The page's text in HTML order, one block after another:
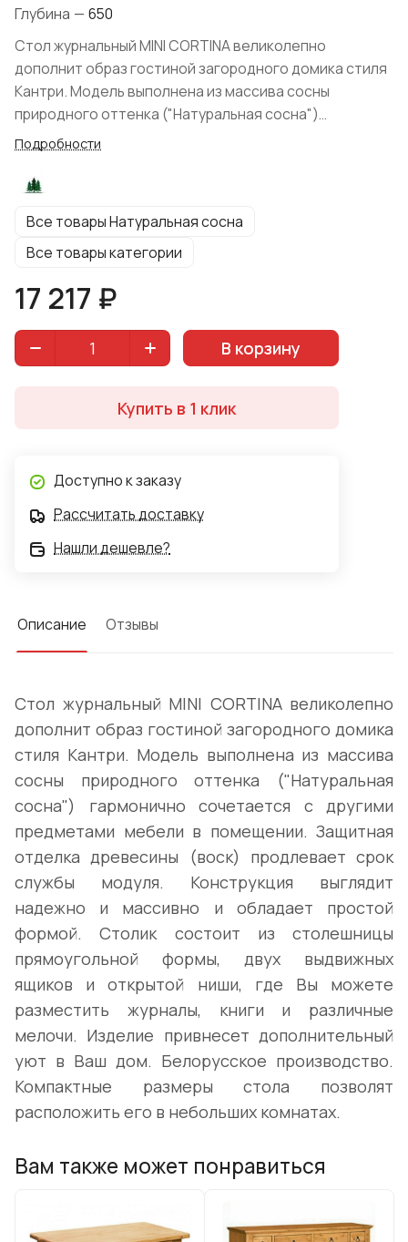
Глубина — 650
Стол журнальный MINI CORTINA великолепно
дополнит образ гостиной загородного домика стиля
Кантри. Модель выполнена из массива сосны
природного оттенка ("Натуральная сосна")
гармонично сочетается с другими предметами
(воск) продлевает срок службы модуля. Конструкция
формой. Столик состоит из столешницы
прямоугольной формы, двух выдвижных ящиков и
книги и различные мелочи. Изделие привнесет
производство. Компактные размеры стола позволят
расположить его в небольших комнатах.
Подробности
Все товары Натуральная сосна
Все товары категории
17 217 ₽
В корзину
Купить в 1 клик
Доступно к заказу
Рассчитать доставку
Нашли дешевле?
Описание Отзывы
Стол журнальный MINI CORTINA великолепно
дополнит образ гостиной загородного домика
стиля Кантри. Модель выполнена из массива
сосны природного оттенка ("Натуральная
сосна") гармонично сочетается с другими
предметами мебели в помещении. Защитная
отделка древесины (воск) продлевает срок
службы модуля. Конструкция выглядит
надежно и массивно и обладает простой
формой. Столик состоит из столешницы
прямоугольной формы, двух выдвижных
ящиков и открытой ниши, где Вы можете
разместить журналы, книги и различные
мелочи. Изделие привнесет дополнительный
уют в Ваш дом. Белорусское производство.
Компактные размеры стола позволят
расположить его в небольших комнатах.
Вам также может понравиться